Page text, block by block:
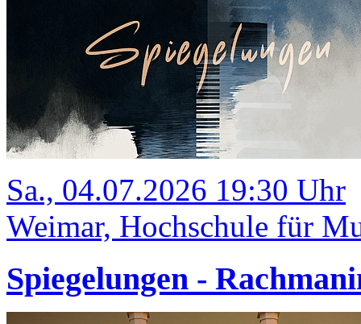
Sa., 04.07.2026 19:30 Uhr
Weimar, Hochschule für
Spiegelungen -